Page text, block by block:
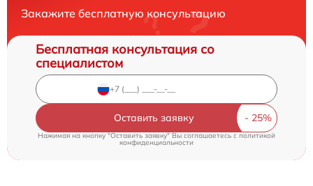
Закажите бесплатную консультацию
Бесплатная консультация со
специалистом
Оставить заявку
Нажимая на кнопку "Оставить заявку" Вы соглашаетесь cполитикой
конфиденциальности